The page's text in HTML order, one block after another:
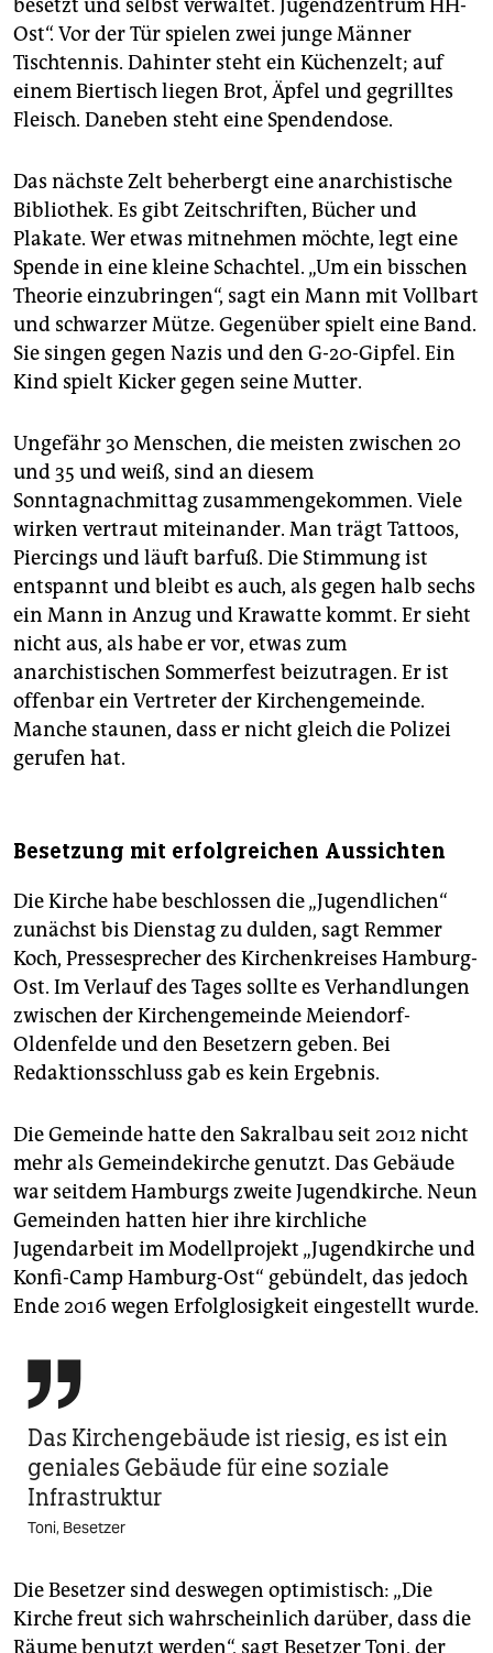
besetzt und selbst verwaltet. Jugendzentrum HH-
Ost“. Vor der Tür spielen zwei junge Männer
Tischtennis. Dahinter steht ein Küchenzelt; auf
einem Biertisch liegen Brot, Äpfel und gegrilltes
Fleisch. Daneben steht eine Spendendose.
Das nächste Zelt beherbergt eine anarchistische
Bibliothek. Es gibt Zeitschriften, Bücher und
Plakate. Wer etwas mitnehmen möchte, legt eine
Spende in eine kleine Schachtel. „Um ein bisschen
Theorie einzubringen“, sagt ein Mann mit Vollbart
und schwarzer Mütze. Gegenüber spielt eine Band.
Sie singen gegen Nazis und den G-20-Gipfel. Ein
Kind spielt Kicker gegen seine Mutter.
Ungefähr 30 Menschen, die meisten zwischen 20
und 35 und weiß, sind an diesem
Sonntagnachmittag zusammengekommen. Viele
wirken vertraut miteinander. Man trägt Tattoos,
Piercings und läuft barfuß. Die Stimmung ist
entspannt und bleibt es auch, als gegen halb sechs
ein Mann in Anzug und Krawatte kommt. Er sieht
nicht aus, als habe er vor, etwas zum
anarchistischen Sommerfest beizutragen. Er ist
offenbar ein Vertreter der Kirchengemeinde.
Manche staunen, dass er nicht gleich die Polizei
gerufen hat.
Besetzung mit erfolgreichen Aussichten
Die Kirche habe beschlossen die „Jugendlichen“
zunächst bis Dienstag zu dulden, sagt Remmer
Koch, Pressesprecher des Kirchenkreises Hamburg-
Ost. Im Verlauf des Tages sollte es Verhandlungen
zwischen der Kirchengemeinde Meiendorf-
Oldenfelde und den Besetzern geben. Bei
Redaktionsschluss gab es kein Ergebnis.
Die Gemeinde hatte den Sakralbau seit 2012 nicht
mehr als Gemeindekirche genutzt. Das Gebäude
war seitdem Hamburgs zweite Jugendkirche. Neun
Gemeinden hatten hier ihre kirchliche
Jugendarbeit im Modellprojekt „Jugendkirche und
Konfi-Camp Hamburg-Ost“ gebündelt, das jedoch
Ende 2016 wegen Erfolglosigkeit eingestellt wurde.

Das Kirchengebäude ist riesig, es ist ein
geniales Gebäude für eine soziale
Infrastruktur
Toni, Besetzer
Die Besetzer sind deswegen optimistisch: „Die
Kirche freut sich wahrscheinlich darüber, dass die
Räume benutzt werden“, sagt Besetzer Toni, der